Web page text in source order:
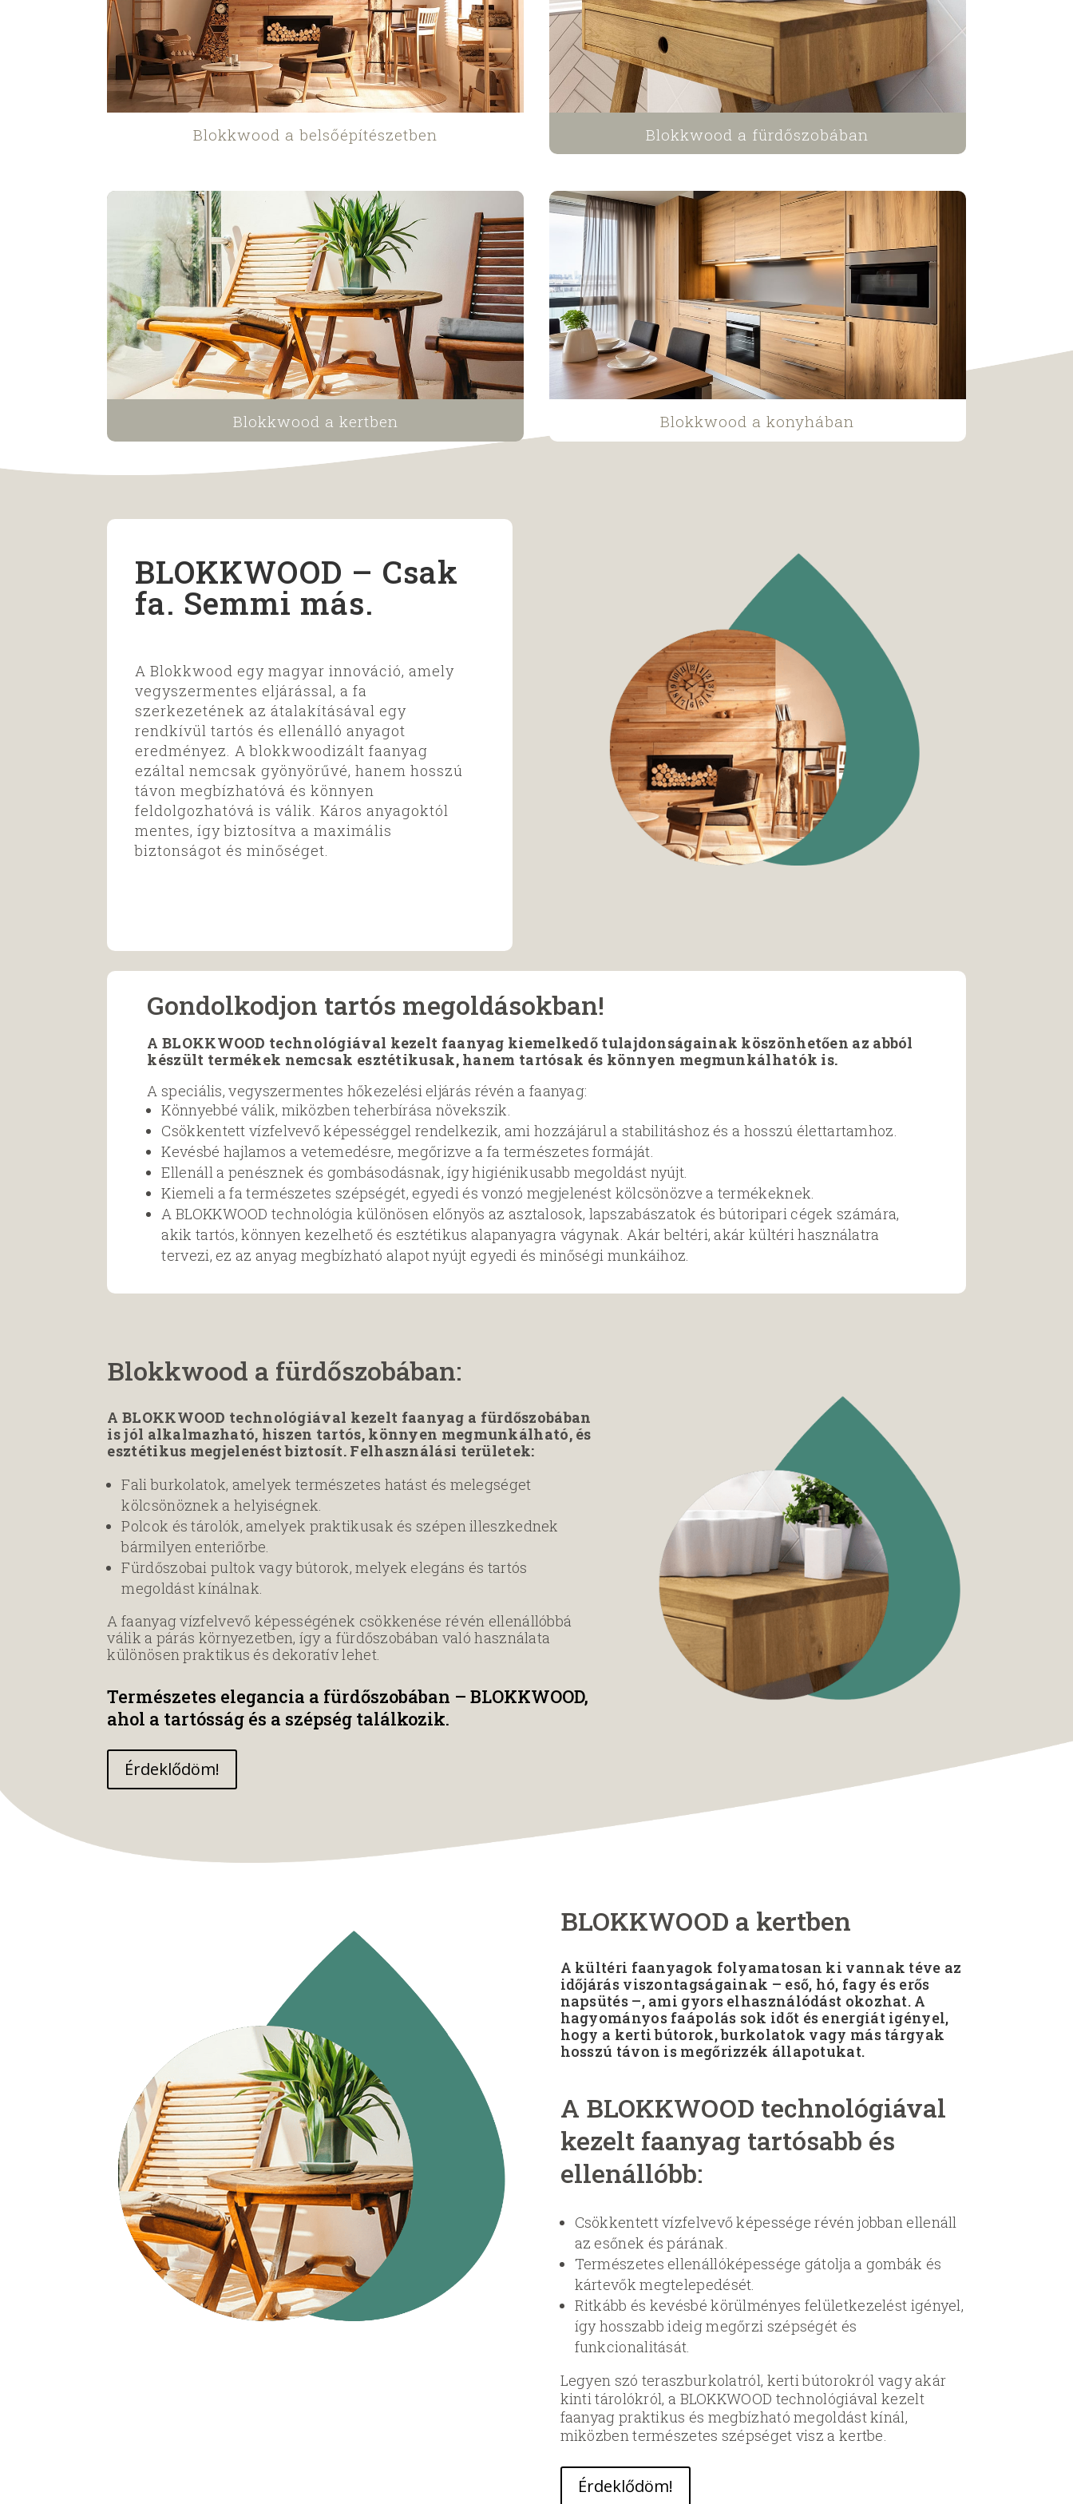
Blokkwood a belsőépítészetben Blokkwood a fürdőszobában
Blokkwood a kertben Blokkwood a konyhában
BLOKKWOOD – Csak
fa. Semmi más.
A Blokkwood egy magyar innováció, amely
vegyszermentes eljárással, a fa
szerkezetének az átalakításával egy
rendkívül tartós és ellenálló anyagot
eredményez. A blokkwoodizált faanyag
ezáltal nemcsak gyönyörűvé, hanem hosszú
távon megbízhatóvá és könnyen
feldolgozhatóvá is válik. Káros anyagoktól
mentes, így biztosítva a maximális
biztonságot és minőséget.
Gondolkodjon tartós megoldásokban!
A BLOKKWOOD technológiával kezelt faanyag kiemelkedő tulajdonságainak köszönhetően az abból
készült termékek nemcsak esztétikusak, hanem tartósak és könnyen megmunkálhatók is.
A speciális, vegyszermentes hőkezelési eljárás révén a faanyag:
Könnyebbé válik, miközben teherbírása növekszik.
Csökkentett vízfelvevő képességgel rendelkezik, ami hozzájárul a stabilitáshoz és a hosszú élettartamhoz.
Kevésbé hajlamos a vetemedésre, megőrizve a fa természetes formáját.
Ellenáll a penésznek és gombásodásnak, így higiénikusabb megoldást nyújt.
Kiemeli a fa természetes szépségét, egyedi és vonzó megjelenést kölcsönözve a termékeknek.
A BLOKKWOOD technológia különösen előnyös az asztalosok, lapszabászatok és bútoripari cégek számára,
akik tartós, könnyen kezelhető és esztétikus alapanyagra vágynak. Akár beltéri, akár kültéri használatra
tervezi, ez az anyag megbízható alapot nyújt egyedi és minőségi munkáihoz.
Blokkwood a fürdőszobában:
A BLOKKWOOD technológiával kezelt faanyag a fürdőszobában
is jól alkalmazható, hiszen tartós, könnyen megmunkálható, és
esztétikus megjelenést biztosít. Felhasználási területek:
Fali burkolatok, amelyek természetes hatást és melegséget
kölcsönöznek a helyiségnek.
Polcok és tárolók, amelyek praktikusak és szépen illeszkednek
bármilyen enteriőrbe.
Fürdőszobai pultok vagy bútorok, melyek elegáns és tartós
megoldást kínálnak.
A faanyag vízfelvevő képességének csökkenése révén ellenállóbbá
válik a párás környezetben, így a fürdőszobában való használata
különösen praktikus és dekoratív lehet.
Természetes elegancia a fürdőszobában – BLOKKWOOD,
ahol a tartósság és a szépség találkozik.
Érdeklődöm!
BLOKKWOOD a kertben
A kültéri faanyagok folyamatosan ki vannak téve az
időjárás viszontagságainak – eső, hó, fagy és erős
napsütés –, ami gyors elhasználódást okozhat. A
hagyományos faápolás sok időt és energiát igényel,
hogy a kerti bútorok, burkolatok vagy más tárgyak
hosszú távon is megőrizzék állapotukat.
A BLOKKWOOD technológiával
kezelt faanyag tartósabb és
ellenállóbb:
Csökkentett vízfelvevő képessége révén jobban ellenáll
az esőnek és párának.
Természetes ellenállóképessége gátolja a gombák és
kártevők megtelepedését.
Ritkább és kevésbé körülményes felületkezelést igényel,
így hosszabb ideig megőrzi szépségét és
funkcionalitását.
Legyen szó teraszburkolatról, kerti bútorokról vagy akár
kinti tárolókról, a BLOKKWOOD technológiával kezelt
faanyag praktikus és megbízható megoldást kínál,
miközben természetes szépséget visz a kertbe.
Érdeklődöm!